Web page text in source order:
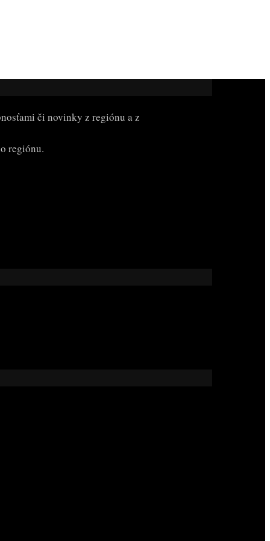
či novinky z regiónu a z
regiónu.